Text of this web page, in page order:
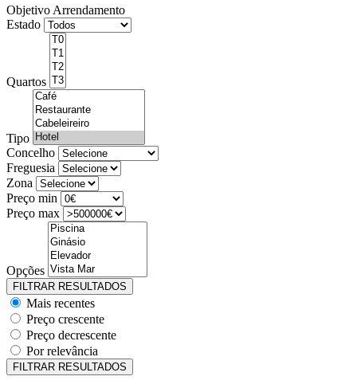
Objetivo Arrendamento
Estado
Quartos
Tipo
Concelho
Freguesia
Zona
Preço min
Preço max
Opções
Mais recentes
Preço crescente
Preço decrescente
Por relevância